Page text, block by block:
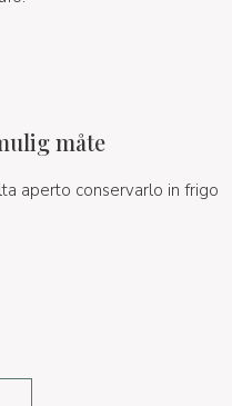
måte
aperto conservarlo in frigo